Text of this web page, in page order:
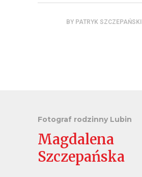
BY PATRYK SZCZEPAŃSKI
Fotograf rodzinny Lubin
Magdalena
Szczepańska